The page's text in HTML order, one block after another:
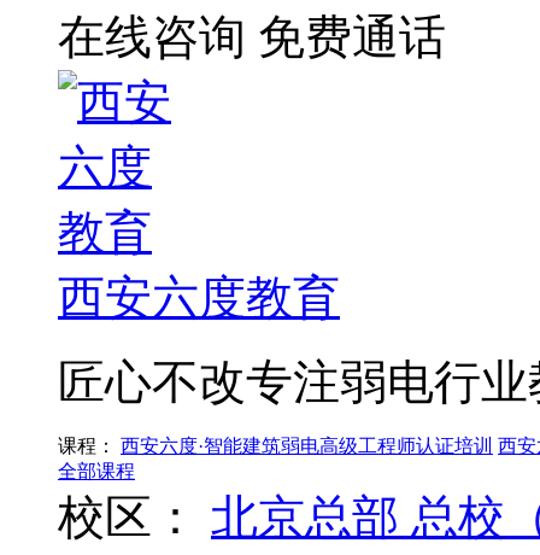
在线咨询 免费通话
西安六度教育
匠心不改专注弱电行
课程： 西安六度·智能建筑弱电高级工程师认证培训 西安
全部课程
校区： 北京总部 总校